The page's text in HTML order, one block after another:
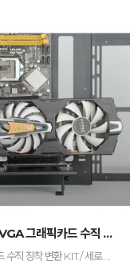
3RSYS VGA 그래픽카드 수직 장착 변환 KIT...